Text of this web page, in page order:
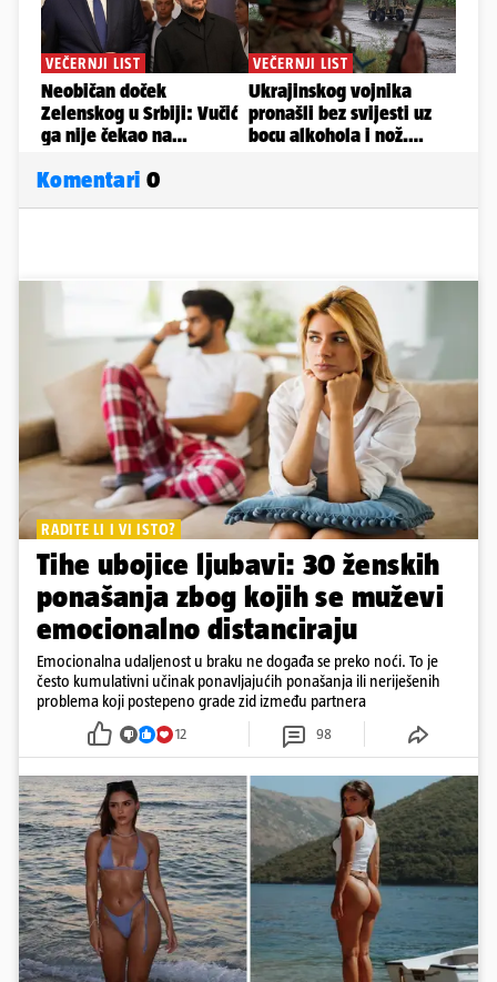
Komentari 0
RADITE LI I VI ISTO?
Tihe ubojice ljubavi: 30 ženskih
ponašanja zbog kojih se muževi
emocionalno distanciraju
Emocionalna udaljenost u braku ne događa se preko noći. To je
često kumulativni učinak ponavljajućih ponašanja ili neriješenih
problema koji postepeno grade zid između partnera
12 98